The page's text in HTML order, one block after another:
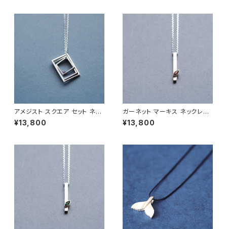
アメジスト スクエア セット ネッ
クレス シルバー925 メンズ ユ
ニセックス
¥13,800
ガーネット マーキス ネックレス
シルバー925 1月誕生石 メンズ
ユニセックス
¥13,800